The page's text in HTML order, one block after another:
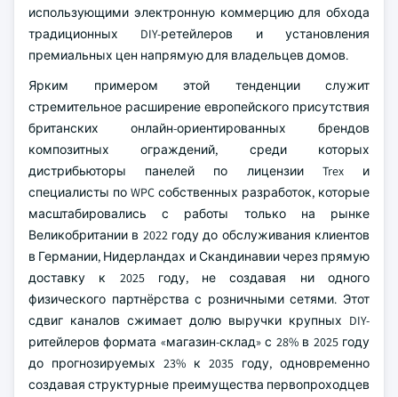
использующими электронную коммерцию для обхода
традиционных DIY-ретейлеров и установления
премиальных цен напрямую для владельцев домов.
Ярким примером этой тенденции служит
стремительное расширение европейского присутствия
британских онлайн-ориентированных брендов
композитных ограждений, среди которых
дистрибьюторы панелей по лицензии Trex и
специалисты по WPC собственных разработок, которые
масштабировались с работы только на рынке
Великобритании в 2022 году до обслуживания клиентов
в Германии, Нидерландах и Скандинавии через прямую
доставку к 2025 году, не создавая ни одного
физического партнёрства с розничными сетями. Этот
сдвиг каналов сжимает долю выручки крупных DIY-
ритейлеров формата «магазин-склад» с 28% в 2025 году
до прогнозируемых 23% к 2035 году, одновременно
создавая структурные преимущества первопроходцев